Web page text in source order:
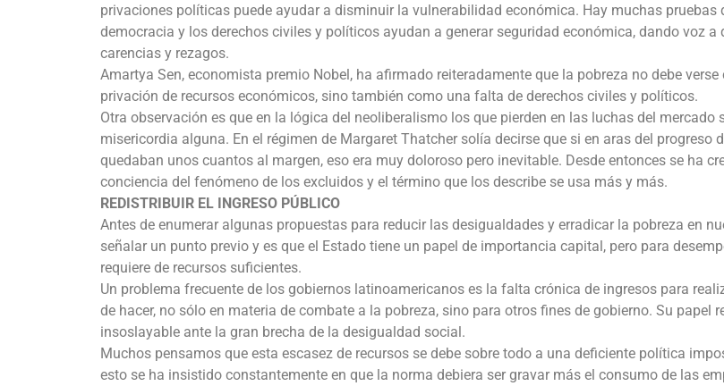
privaciones políticas puede ayudar a disminuir la vulnerabilidad económica. Hay muchas pruebas
democracia y los derechos civiles y políticos ayudan a generar seguridad económica, dando voz a
carencias y rezagos.
Amartya Sen, economista premio Nobel, ha afirmado reiteradamente que la pobreza no debe
privación de recursos económicos, sino también como una falta de derechos civiles y políticos.
Otra observación es que en la lógica del neoliberalismo los que pierden en las luchas del mercado
misericordia alguna. En el régimen de Margaret Thatcher solía decirse que si en aras del progreso
quedaban unos cuantos al margen, eso era muy doloroso pero inevitable. Desde entonces se ha
conciencia del fenómeno de los excluidos y el término que los describe se usa más y más.
REDISTRIBUIR EL INGRESO PÚBLICO
Antes de enumerar algunas propuestas para reducir las desigualdades y erradicar la pobreza en
señalar un punto previo y es que el Estado tiene un papel de importancia capital, pero para
requiere de recursos suficientes.
Un problema frecuente de los gobiernos latinoamericanos es la falta crónica de ingresos para
de hacer, no sólo en materia de combate a la pobreza, sino para otros fines de gobierno. Su papel
insoslayable ante la gran brecha de la desigualdad social.
Muchos pensamos que esta escasez de recursos se debe sobre todo a una deficiente política
esto se ha insistido constantemente en que la norma debiera ser gravar más el consumo de las